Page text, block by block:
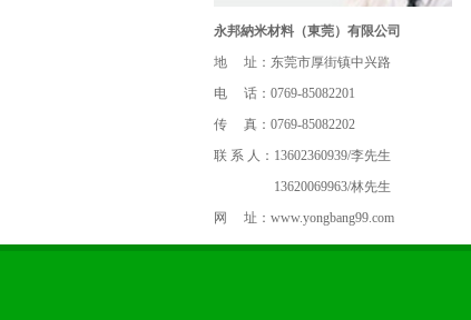
永邦納米材料（東莞）有限公司
地 址：东莞市厚街镇中兴路
电 话：0769-85082201
传 真：0769-85082202
联 系 人：13602360939/李先生
13620069963/林先生
网 址： www.yongbang99.com